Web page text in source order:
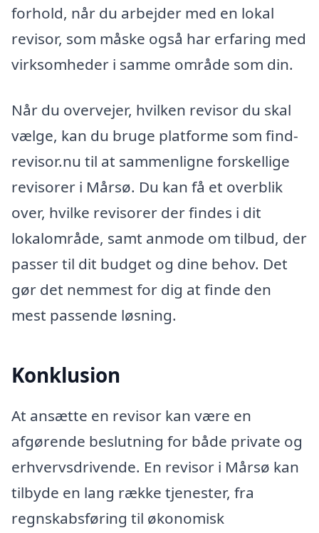
forhold, når du arbejder med en lokal
revisor, som måske også har erfaring med
virksomheder i samme område som din.
Når du overvejer, hvilken revisor du skal
vælge, kan du bruge platforme som find-
revisor.nu til at sammenligne forskellige
revisorer i Mårsø. Du kan få et overblik
over, hvilke revisorer der findes i dit
lokalområde, samt anmode om tilbud, der
passer til dit budget og dine behov. Det
gør det nemmest for dig at finde den
mest passende løsning.
Konklusion
At ansætte en revisor kan være en
afgørende beslutning for både private og
erhvervsdrivende. En revisor i Mårsø kan
tilbyde en lang række tjenester, fra
regnskabsføring til økonomisk